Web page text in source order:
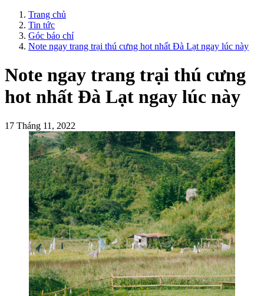
Trang chủ
Tin tức
Góc báo chí
Note ngay trang trại thú cưng hot nhất Đà Lạt ngay lúc này
Note ngay trang trại thú cưng
hot nhất Đà Lạt ngay lúc này
17 Tháng 11, 2022